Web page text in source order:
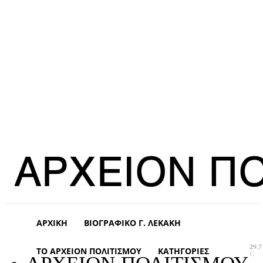
ΑΡΧΙΚΉ ΒΙΟΓΡΑΦΙΚΌ Γ. ΛΕΚΆΚΗ
ΤΟ ΑΡΧΕΊΟΝ ΠΟΛΙΤΙΣΜΟΎ ΚΑΤΗΓΟΡΊΕΣ
29.7
C